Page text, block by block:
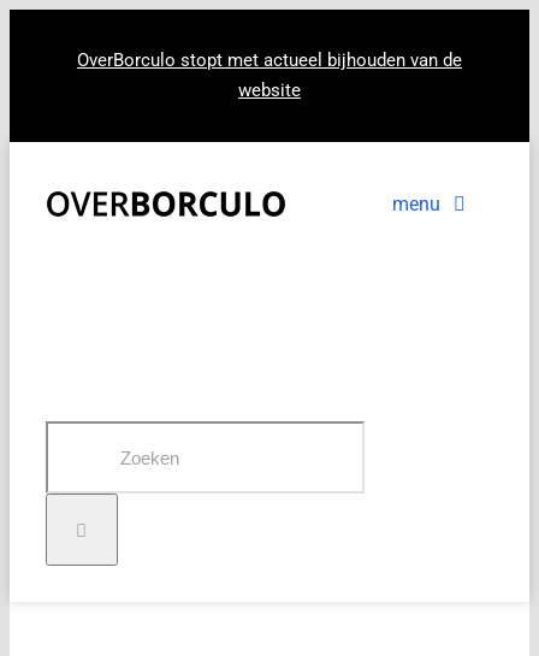
OverBorculo stopt met actueel bijhouden van de
website
menu